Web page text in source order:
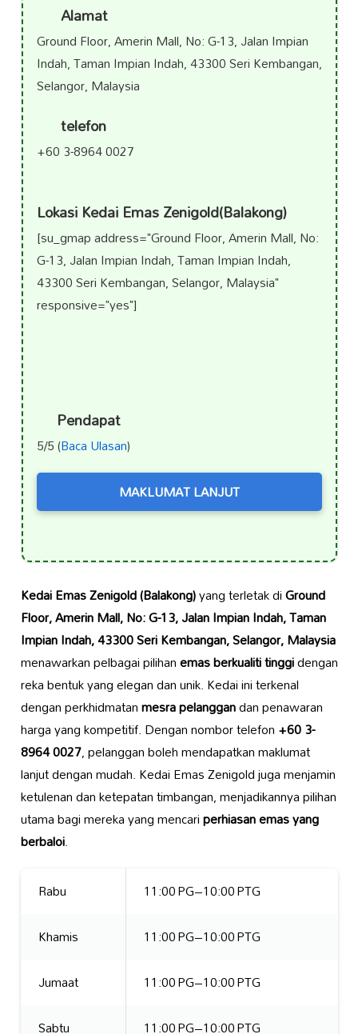
Alamat
Ground Floor, Amerin Mall, No: G-13, Jalan Impian
Indah, Taman Impian Indah, 43300 Seri Kembangan,
Selangor, Malaysia
telefon
+60 3-8964 0027
Lokasi Kedai Emas Zenigold(Balakong)
[su_gmap address="Ground Floor, Amerin Mall, No:
G-13, Jalan Impian Indah, Taman Impian Indah,
43300 Seri Kembangan, Selangor, Malaysia"
responsive="yes"]
Pendapat
5/5 (Baca Ulasan)
MAKLUMAT LANJUT
Kedai Emas Zenigold (Balakong)yang terletak diGround
Floor, Amerin Mall, No: G-13, Jalan Impian Indah, Taman
Impian Indah, 43300 Seri Kembangan, Selangor, Malaysia
menawarkan pelbagai pilihanemas berkualiti tinggidengan
reka bentuk yang elegan dan unik. Kedai ini terkenal
dengan perkhidmatanmesra pelanggandan penawaran
harga yang kompetitif. Dengan nombor telefon+60 3-
8964 0027, pelanggan boleh mendapatkan maklumat
lanjut dengan mudah. Kedai Emas Zenigold juga menjamin
ketulenan dan ketepatan timbangan, menjadikannya pilihan
utama bagi mereka yang mencariperhiasan emas yang
berbaloi.
Rabu
11:00 PG–10:00 PTG
Khamis
11:00 PG–10:00 PTG
Jumaat
11:00 PG–10:00 PTG
Sabtu
11:00 PG–10:00 PTG